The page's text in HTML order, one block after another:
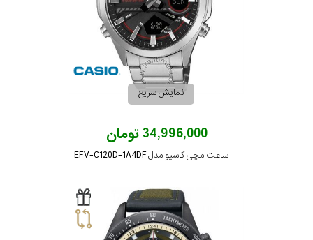
نمایش سریع
34,996,000 تومان
ساعت مچی کاسیو مدل EFV-C120D-1A4DF